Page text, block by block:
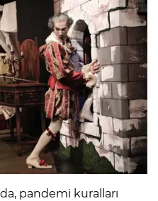
pandemi kuralları